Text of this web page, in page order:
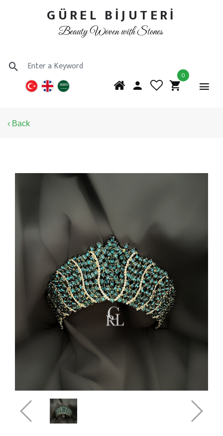
GÜREL BİJUTERİ
Beauty Woven with Stones
0
‹ Back